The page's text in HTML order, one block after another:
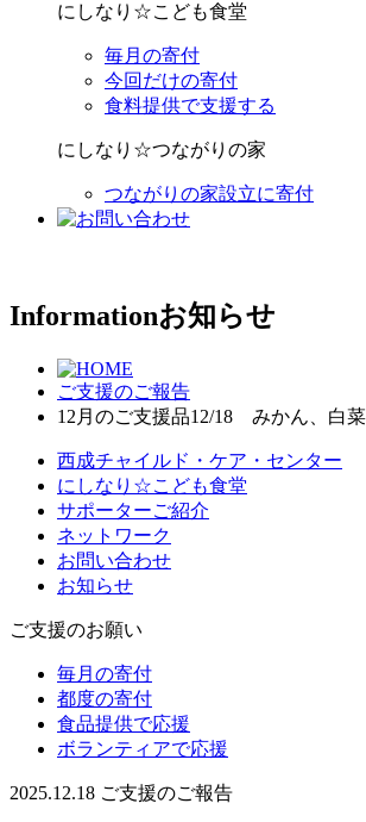
にしなり☆こども食堂
毎月の寄付
今回だけの寄付
食料提供で支援する
にしなり☆つながりの家
つながりの家設立に寄付
Informationお知らせ
ご支援のご報告
12月のご支援品12/18 みかん、白
西成チャイルド・ケア・センター
にしなり☆こども食堂
サポーターご紹介
ネットワーク
お問い合わせ
お知らせ
ご支援のお願い
毎月の寄付
都度の寄付
食品提供で応援
ボランティアで応援
2025.12.18 ご支援のご報告